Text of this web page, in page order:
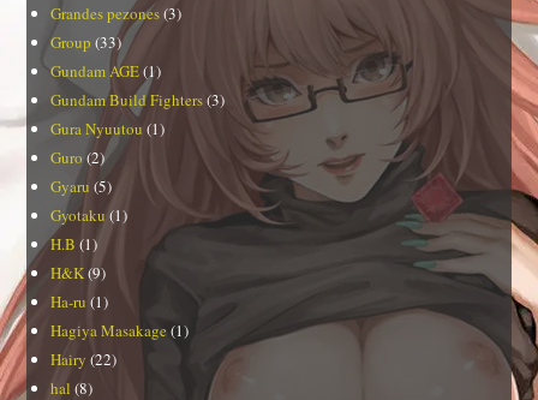
Grandes pezones(3)
Group (33)
Gundam AGE(1)
Gundam Build Fighters(3)
Gura Nyuutou (1)
Guro (2)
Gyaru (5)
Gyotaku(1)
H.B (1)
H&K(9)
Ha-ru (1)
Hagiya Masakage(1)
Hairy (22)
hal (8)